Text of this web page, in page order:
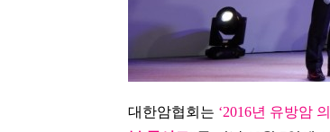
대한암협회는 ‘2016년 유방암